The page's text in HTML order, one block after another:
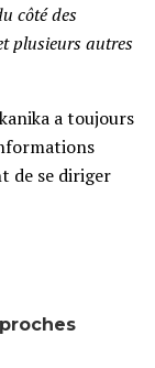
côté des
plusieurs autres
a toujours
de se diriger